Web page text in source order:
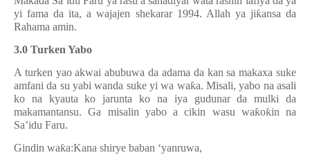
yi fama da ita, a wajajen shekarar 1994. Allah ya jiƙansa da
Rahama amin.
3.0 Turken Yabo
A turken yao akwai abubuwa da adama da kan sa makaxa suke
amfani da su yabi wanda suke yi wa waƙa. Misali, yabo na asali
ko na kyauta ko jarunta ko na iya gudunar da mulki da
makamantansu. Ga misalin yabo a cikin wasu waƙoƙin na
Sa’idu Faru.
Gindin waƙa:Kana shirye baban ‘yanruwa,